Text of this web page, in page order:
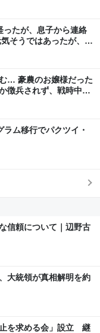
ったが、息子から連絡
そうではあったが、居
よう
… 豪農のお嬢様だった
徴兵されず、戦時中も
ム移行でパクツイ・
信頼について｜辺野古
大統領が真相解明を約
を求める会」設立 継